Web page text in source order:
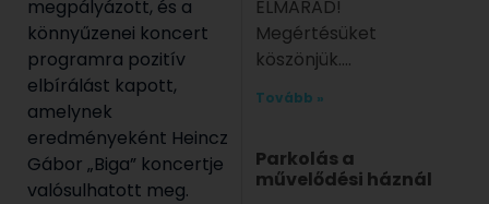
megpályázott, és a
könnyűzenei koncert
programra pozitív
elbírálást kapott,
amelynek
eredményeként Heincz
Gábor „Biga” koncertje
valósulhatott meg.
ELMARAD!
Megértésüket
köszönjük.
Tovább »
Parkolás a
művelődési háznál